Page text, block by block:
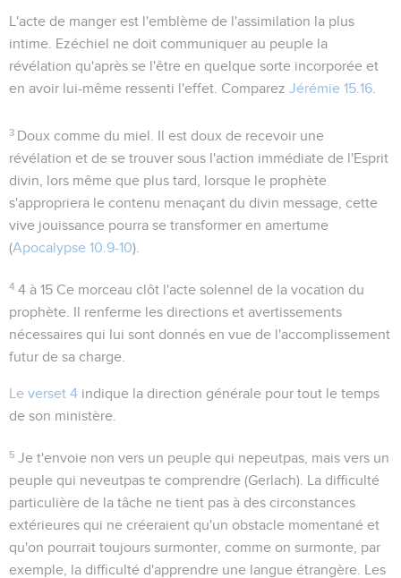
L'acte de manger est l'emblème de l'assimilation la plus
intime. Ezéchiel ne doit communiquer au peuple la
révélation qu'après se l'être en quelque sorte incorporée et
en avoir lui-même ressenti l'effet. Comparez Jérémie 15.16
3 Doux comme du miel . Il est doux de recevoir une
révélation et de se trouver sous l'action immédiate de l'Esprit
divin, lors même que plus tard, lorsque le prophète
s'appropriera le contenu menaçant du divin message, cette
vive jouissance pourra se transformer en amertume
(Apocalypse 10.9-10).
4 4 à 15 Ce morceau clôt l'acte solennel de la vocation du
prophète. Il renferme les directions et avertissements
nécessaires qui lui sont donnés en vue de l'accomplissement
futur de sa charge.
Le verset 4 indique la direction générale pour tout le temps
de son ministère.
5 Je t'envoie non vers un peuple qui nepeutpas, mais vers un
peuple qui neveutpas te comprendre (Gerlach). La difficulté
particulière de la tâche ne tient pas à des circonstances
extérieures qui ne créeraient qu'un obstacle momentané et
qu'on pourrait toujours surmonter, comme on surmonte, par
exemple, la difficulté d'apprendre une langue étrangère. Les